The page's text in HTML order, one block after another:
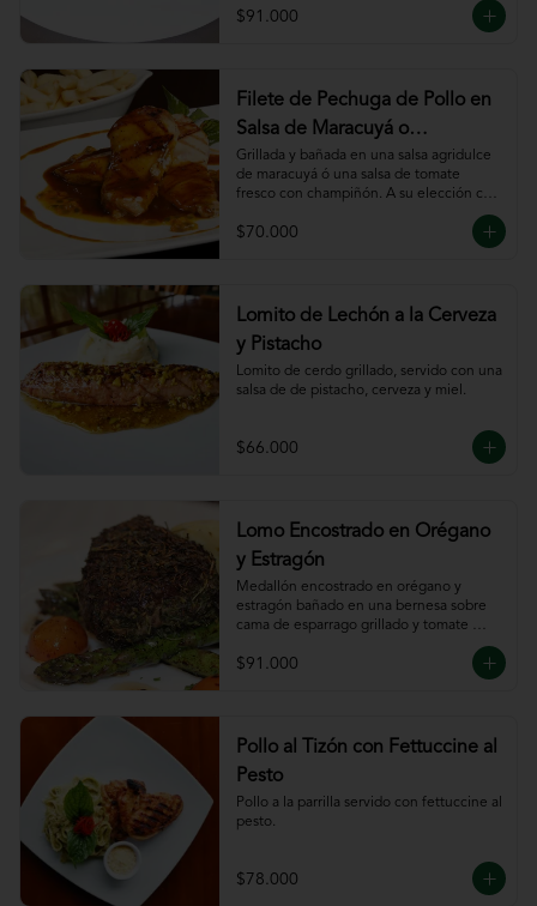
$91.000
Filete de Pechuga de Pollo en
Salsa de Maracuyá o
Pomodoro
Grillada y bañada en una salsa agridulce
de maracuyá ó una salsa de tomate
fresco con champiñón. A su elección con
espiral o puré.
$70.000
Lomito de Lechón a la Cerveza
y Pistacho
Lomito de cerdo grillado, servido con una
salsa de de pistacho, cerveza y miel.
$66.000
Lomo Encostrado en Orégano
y Estragón
Medallón encostrado en orégano y
estragón bañado en una bernesa sobre
cama de esparrago grillado y tomate
$91.000
Pollo al Tizón con Fettuccine al
Pesto
Pollo a la parrilla servido con fettuccine al
pesto.
$78.000